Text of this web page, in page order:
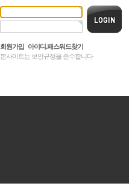
회원가입 아이디.패스워드찾기
본사이트는 보안규정을 준수합니다